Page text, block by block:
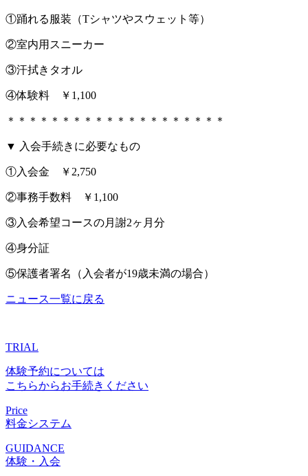
①踊れる服装（Tシャツやスウェット等）
②室内用スニーカー
③汗拭きタオル
④体験料 ￥1,100
＊＊＊＊＊＊＊＊＊＊＊＊＊＊＊＊＊＊＊＊
▼ 入会手続きに必要なもの
①入会金 ￥2,750
②事務手数料 ￥1,100
③入会希望コースの月謝2ヶ月分
④身分証
⑤保護者署名（入会者が19歳未満の場合）
ニュース一覧に戻る
TRIAL
体験予約については
こちらからお手続きください
Price
料金システム
GUIDANCE
体験・入会